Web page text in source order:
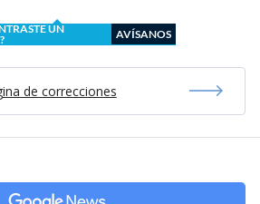
UN
AVÍSANOS
de correcciones